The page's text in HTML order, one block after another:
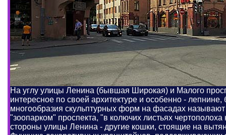
На углу улицы Ленина (бывшая Широкая) и Малого
интересное по своей архитектуре и особенно -
многообразия скульптурных форм на фасадах
"зоопарком" проспекта, "в колючих листьях
стороны улицы Ленина - другие кошки, стоящие на